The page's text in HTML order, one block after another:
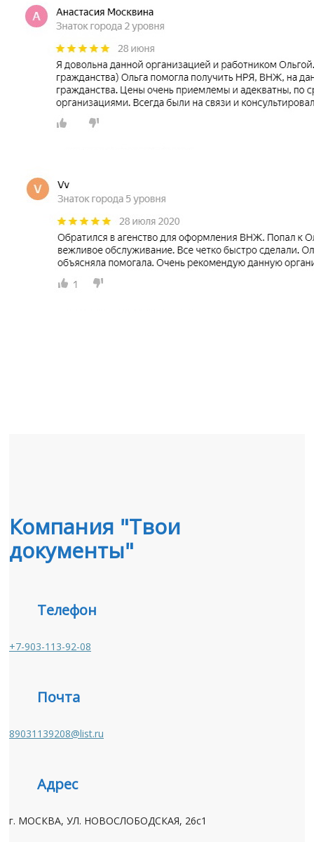
Компания "Твои
документы"
Телефон
+7-903-113-92-08
Почта
89031139208@list.ru
Адрес
г. МОСКВА, УЛ. НОВОСЛОБОДСКАЯ, 26с1